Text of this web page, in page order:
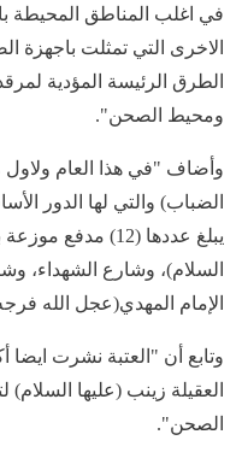
في اغلب المناطق المحيطة
الاخرى التي تمثلت باجهزة
الطرق الرئيسة المؤدية
ومحيط الصحن".
وأضاف "في هذا العام
الضباب) والتي لها الدور
يبلغ عددها (12)
السلام)، وشارع الشهداء،
الإمام المهدي(عجل الله
العقيلة زينب (عليها السلام)
الصحن".